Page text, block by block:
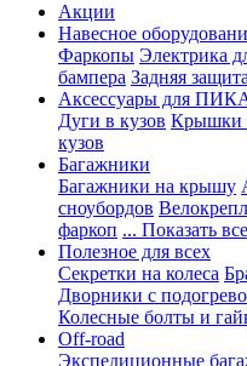
Акции
Навесное
Фаркопы Электрика
бампера Задняя
Аксессуары для
Дуги в кузов Крышки
кузов
Багажники
Багажники на крышу
сноубордов
фаркоп ... Показать все
Полезное для всех
Секретки на колеса
Дворники с
Колесные болты и
Off-road
Экспедиционные